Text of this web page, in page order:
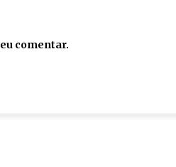
comentar.